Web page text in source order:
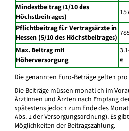
Mindestbeitrag (1/10 des
Höchstbeitrages)
Pflichtbeitrag für Vertragsärzte in
Hessen (5/10 des Höchstbeitrages)
Max. Beitrag mit
Höherversorgung
€
Die genannten Euro-Beträge gelten
Die Beiträge müssen monatlich im
Ärztinnen und Ärzten nach Empfang
spätestens jedoch zum Ende des
Abs. 1 der Versorgungsordnung). Es
Möglichkeiten der Beitragszahlung.